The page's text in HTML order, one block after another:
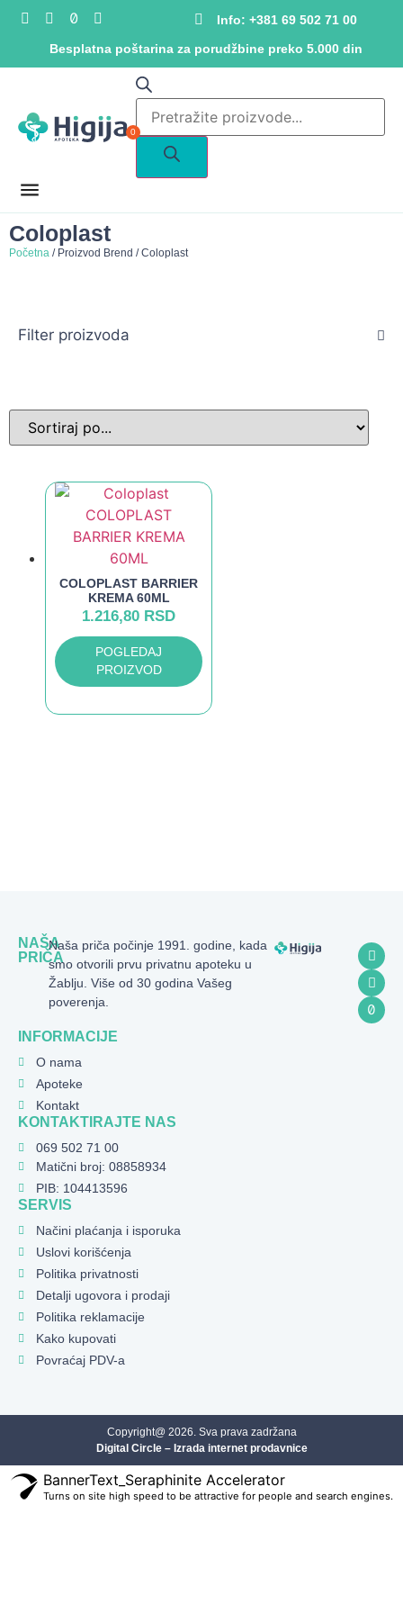
Besplatna poštarina za porudžbine preko 5.000 din
Info: +381 69 502 71 00
0
Coloplast
Početna / Proizvod Brend / Coloplast
Filter proizvoda
COLOPLAST BARRIER
KREMA 60ML
1.216,80 RSD
POGLEDAJ
PROIZVOD
NAŠA
PRIČA
Naša priča počinje 1991. godine, kada
smo otvorili prvu privatnu apoteku u
Žablju. Više od 30 godina Vašeg
poverenja.
INFORMACIJE
O nama
Apoteke
Kontakt
KONTAKTIRAJTE NAS
069 502 71 00
Matični broj: 08858934
PIB: 104413596
SERVIS
Načini plaćanja i isporuka
Uslovi korišćenja
Politika privatnosti
Detalji ugovora i prodaji
Politika reklamacije
Kako kupovati
Povraćaj PDV-a
Copyright@ 2026. Sva prava zadržana
Digital Circle – Izrada internet prodavnice
BannerText_Seraphinite Accelerator
Turns on site high speed to be attractive for people and search engines.